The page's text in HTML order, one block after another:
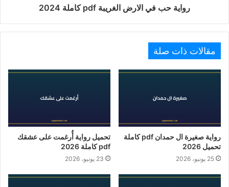
رواية حب في الارض الغريبة pdf كاملة 2024
مقالات ذات صلة
رواية صغيرة ال حمدان pdf كاملة
تحميل 2026
25 يونيو، 2026
تحميل رواية أُرغمت على عشقك
pdf كاملة 2026
23 يونيو، 2026